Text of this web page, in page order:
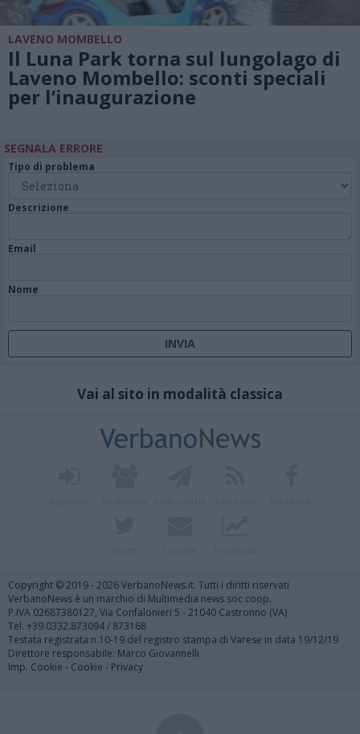
LAVENO MOMBELLO
Il Luna Park torna sul lungolago di
Laveno Mombello: sconti speciali
per l’inaugurazione
SEGNALA ERRORE
Tipo di problema
Descrizione
Email
Nome
Vai al sito in modalità classica
Copyright © 2019 - 2026 VerbanoNews.it. Tutti i diritti riservati
VerbanoNews è un marchio di Multimedia news soc coop.
P.IVA 02687380127, Via Confalonieri 5 - 21040 Castronno (VA)
Tel. +39.0332.873094 / 873168
Testata registrata n.10-19 del registro stampa di Varese in data 19/12/19
Direttore responsabile: Marco Giovannelli
Imp. Cookie - Cookie - Privacy